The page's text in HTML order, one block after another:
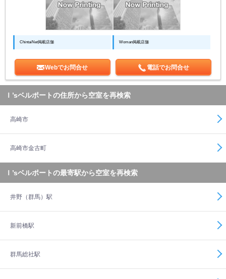
ChintaiNet掲載店舗 Woman掲載店舗
Webでお問合せ 電話でお問合せ
Ｉ’sベルポートの住所から空室を再検索
高崎市
高崎市金古町
Ｉ’sベルポートの最寄駅から空室を再検索
井野（群馬）駅
新前橋駅
群馬総社駅